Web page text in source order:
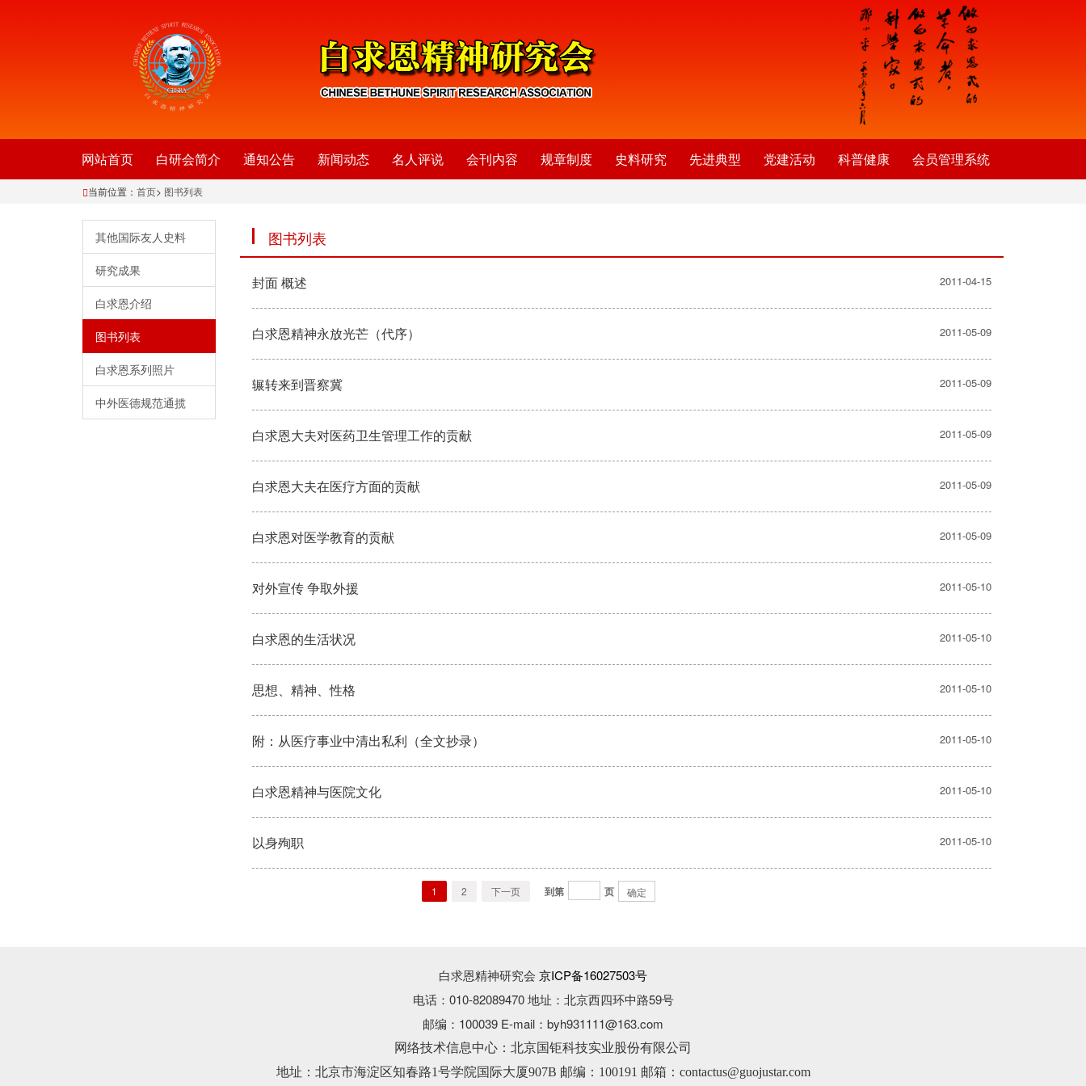
网站首页 白研会简介 通知公告 新闻动态 名人评说 会刊内容 规章制度 史料研究 先进典型 党建活动 科普健康 会员管理系统
当前位置： 首页> 图书列表
其他国际友人史料
研究成果
白求恩介绍
图书列表
白求恩系列照片
中外医德规范通揽
图书列表
封面 概述 2011-04-15
白求恩精神永放光芒（代序） 2011-05-09
辗转来到晋察冀 2011-05-09
白求恩大夫对医药卫生管理工作的贡献 2011-05-09
白求恩大夫在医疗方面的贡献 2011-05-09
白求恩对医学教育的贡献 2011-05-09
对外宣传 争取外援 2011-05-10
白求恩的生活状况 2011-05-10
思想、精神、性格 2011-05-10
附：从医疗事业中清出私利（全文抄录） 2011-05-10
白求恩精神与医院文化 2011-05-10
以身殉职 2011-05-10
1 2 下一页 到第 页 确定
白求恩精神研究会 京ICP备16027503号
电话：010-82089470 地址：北京西四环中路59号
邮编：100039 E-mail：byh931111@163.com
网络技术信息中心：北京国钜科技实业股份有限公司
地址：北京市海淀区知春路1号学院国际大厦907B 邮编：100191 邮箱：contactus@guojustar.com